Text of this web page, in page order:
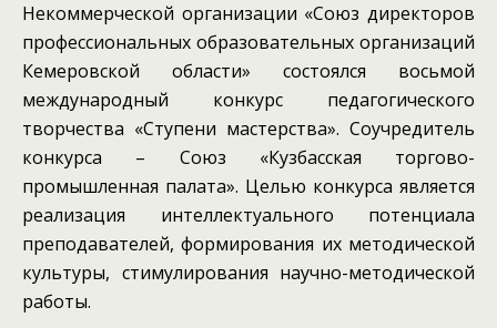
Некоммерческой организации «Союз директоров
профессиональных образовательных организаций
Кемеровской области» состоялся восьмой
международный конкурс педагогического
творчества «Ступени мастерства». Соучредитель
конкурса – Союз «Кузбасская торгово-
промышленная палата». Целью конкурса является
реализация интеллектуального потенциала
преподавателей, формирования их методической
культуры, стимулирования научно-методической
работы.